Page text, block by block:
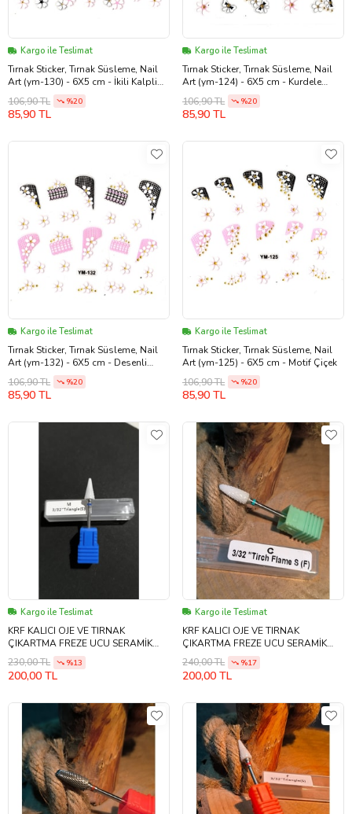
Kargo ile Teslimat
Tırnak Sticker, Tırnak Süsleme, Nail
Art (ym-130) - 6X5 cm - İkili Kalpli
Çiçek
106,90 TL %20
85,90 TL
Kargo ile Teslimat
Tırnak Sticker, Tırnak Süsleme, Nail
Art (ym-124) - 6X5 cm - Kurdele
Çiçek
106,90 TL %20
85,90 TL
Kargo ile Teslimat
Tırnak Sticker, Tırnak Süsleme, Nail
Art (ym-132) - 6X5 cm - Desenli
106,90 TL %20
85,90 TL
Kargo ile Teslimat
Tırnak Sticker, Tırnak Süsleme, Nail
Art (ym-125) - 6X5 cm - Motif Çiçek
106,90 TL
%20
85,90 TL
Kargo ile Teslimat
KRF KALICI OJE VE TIRNAK
ÇIKARTMA FREZE UCU SERAMİK
TRANGLE F SERİSİ M mavi
230,00 TL %13
200,00 TL
Kargo ile Teslimat
KRF KALICI OJE VE TIRNAK
ÇIKARTMA FREZE UCU SERAMİK
TRANGLE F SERİSİ M YESİL
240,00 TL %17
200,00 TL